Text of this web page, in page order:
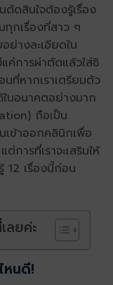
นใจต้องรู้เรื่อง
ทุกเรื่องที่สาว ๆ
ย่างละเอียดใน
ค่การผ่าตัดแล้วใส่ซิ
ที่หากเราเตรียมตัว
นอนาคตอย่างมาก
ถือเป็น
ข้าออกคลินิกเพื่อ
ารที่เราจะเสริมให้
12 เรื่องนี้ก่อน
ลยค่ะ
หนดี!